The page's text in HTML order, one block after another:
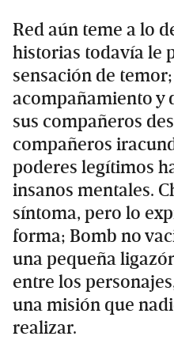
Red aún teme a lo
historias todavía le
sensación de
acompañamiento y
sus compañeros
compañeros
poderes legítimos
insanos mentales.
síntoma, pero lo
forma; Bomb no
una pequeña
entre los
una misión que
realizar.